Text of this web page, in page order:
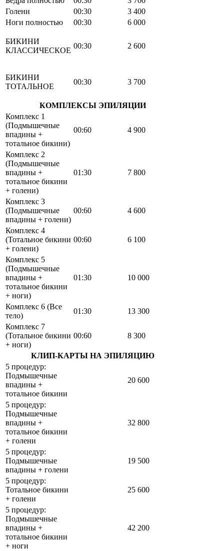
Голени
00:30
3 400
Ноги полностью
00:30 6 000
БИКИНИ
КЛАССИЧЕСКОЕ
00:30 2 600
БИКИНИ
ТОТАЛЬНОЕ
00:30 3 700
КОМПЛЕКСЫ ЭПИЛЯЦИИ
Комплекс 1
(Подмышечные
впадины +
тотальное бикини)
00:60 4 900
Комплекс 2
(Подмышечные
впадины +
тотальное бикини
+ голени)
01:30 7 800
Комплекс 3
(Подмышечные
впадины + голени)
00:60 4 600
Комплекс 4
(Тотальное бикини
+ голени)
00:60 6 100
Комплекс 5
(Подмышечные
впадины +
тотальное бикини
+ ноги)
01:30 10 000
Комплекс 6 (Все
тело)
01:30
13 300
Комплекс 7
(Тотальное бикини
+ ноги)
00:60 8 300
КЛИП-КАРТЫ НА ЭПИЛЯЦИЮ
5 процедур:
Подмышечные
впадины +
тотальное бикини
20 600
5 процедур:
Подмышечные
впадины +
тотальное бикини
+ голени
32 800
5 процедур:
Подмышечные
впадины + голени
19 500
5 процедур:
Тотальное бикини
+ голени
25 600
5 процедур:
Подмышечные
впадины +
тотальное бикини
+ ноги
42 200